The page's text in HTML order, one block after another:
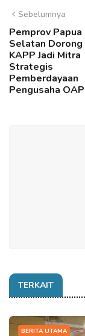
Sebelumnya
Pemprov Papua
Selatan Dorong
KAPP Jadi Mitra
Strategis
Pemberdayaan
Pengusaha OAP
TERKAIT
BERITA UTAMA